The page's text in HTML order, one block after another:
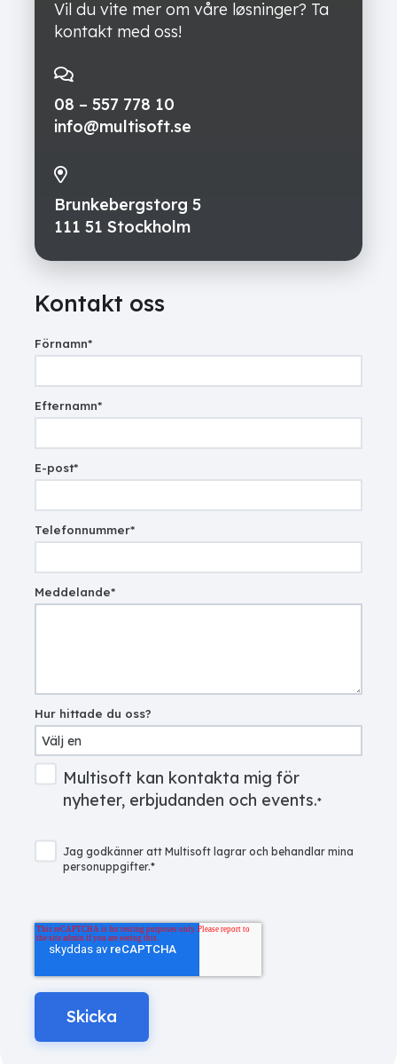
Vil du vite mer om våre løsninger? Ta
kontakt med oss!
08 – 557 778 10
info@multisoft.se
Brunkebergstorg 5
111 51 Stockholm
Kontakt oss
Förnamn*
Efternamn*
E-post*
Telefonnummer*
Meddelande*
Hur hittade du oss?
Multisoft kan kontakta mig för
nyheter, erbjudanden och events.*
Jag godkänner att Multisoft lagrar och behandlar mina
personuppgifter.*